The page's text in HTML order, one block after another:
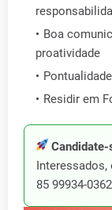
Boa
proatividade
Residir em
Interessados,
85 99934-0362